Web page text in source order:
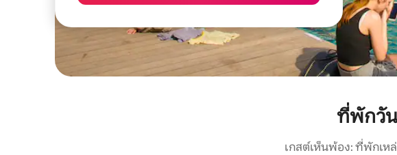
ที่พักวั
เกสต์เห็นพ้อง: ที่พักเห